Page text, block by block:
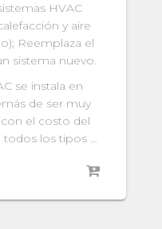
HVAC
y aire
Reemplaza el
sistema nuevo.
se instala en
de ser muy
el costo del
todos los tipos …